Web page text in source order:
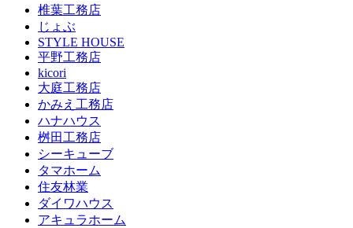
椎葉工務店
じょぶ
STYLE HOUSE
平野工務店
kicori
大庭工務店
かみえ工務店
ハナハウス
桝田工務店
シーキューブ
タマホーム
住友林業
ダイワハウス
アキュラホーム